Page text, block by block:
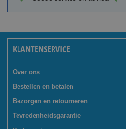
KLANTENSERVICE
Over ons
Bestellen en betalen
Bezorgen en retourneren
Tevredenheidsgarantie